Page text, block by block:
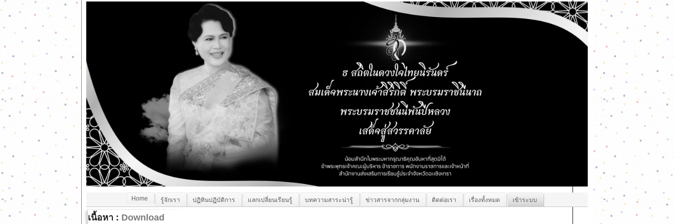
Home รู้จักเรา ปฏิทินปฏิบัติการ แลกเปลี่ยนเรียนรู้ บทความสาระน่ารู้ ข่าวสารจากกลุ่มงาน ติดต่อเรา เรื่องทั้งหมด เข้าระบบ
เนื้อหา : Download